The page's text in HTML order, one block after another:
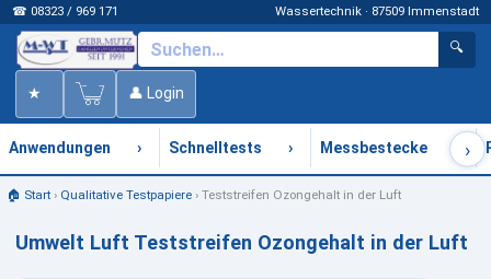
☎ 08323 / 969 171 Wassertechnik · 87509 Immenstadt
🔍
★ 👤 Login
Anwendungen › Schnelltests › Messbestecke ›
🏠 Start› Qualitative Testpapiere› Teststreifen Ozongehalt in der Luft
Umwelt Luft Teststreifen Ozongehalt in der Luft